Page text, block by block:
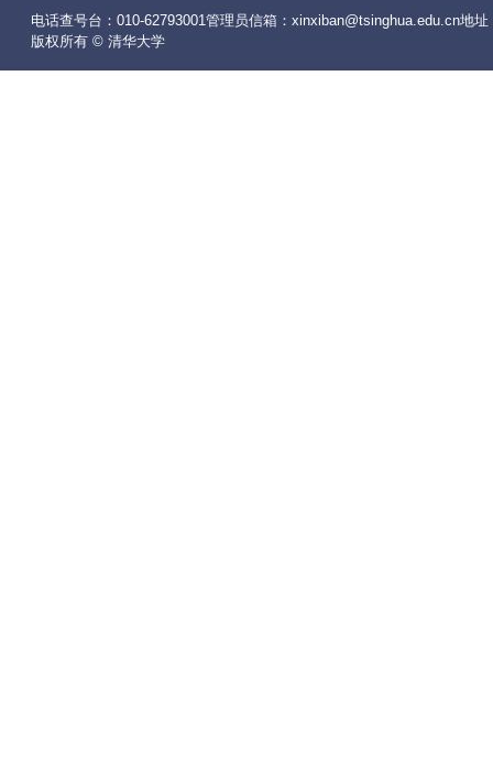
电话查号台：010-62793001管理员信箱：xinxiban@tsinghua.edu.cn地
版权所有 © 清华大学